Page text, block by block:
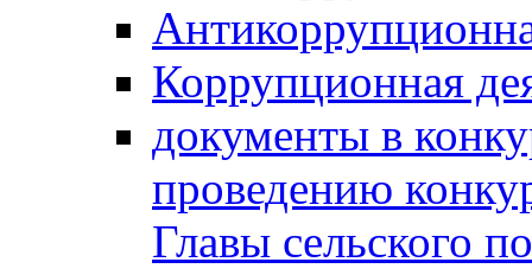
Коррупционная
документы в
проведению
Главы сельского